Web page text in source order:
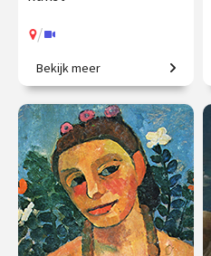
/
Is dit kunst? Zo ja, waarom?
€ 1059.00
vanaf 5
okt.
/ Op locatie of online
Bekijk meer